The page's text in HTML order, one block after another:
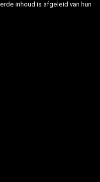
inhoud is afgeleid van hun